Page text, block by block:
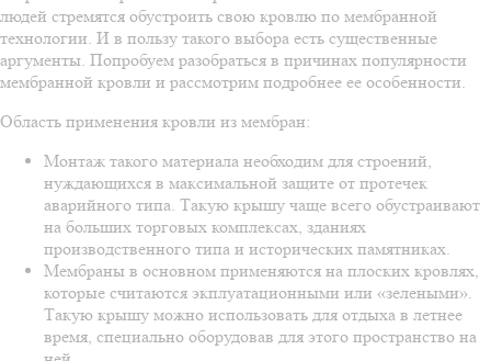
людей стремятся обустроить свою кровлю по мембранной
технологии. И в пользу такого выбора есть существенные
аргументы. Попробуем разобраться в причинах популярности
мембранной кровли и рассмотрим подробнее ее особенности.
Область применения кровли из мембран:
Монтаж такого материала необходим для строений,
нуждающихся в максимальной защите от протечек
аварийного типа. Такую крышу чаще всего обустраивают
на больших торговых комплексах, зданиях
производственного типа и исторических памятниках.
Мембраны в основном применяются на плоских кровлях,
которые считаются экплуатационными или «зелеными».
Такую крышу можно использовать для отдыха в летнее
время, специально оборудовав для этого пространство на